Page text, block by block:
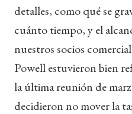
detalles, como qué se
cuánto tiempo, y el
nuestros socios
Powell estuvieron bien
la última reunión de
decidieron no mover la